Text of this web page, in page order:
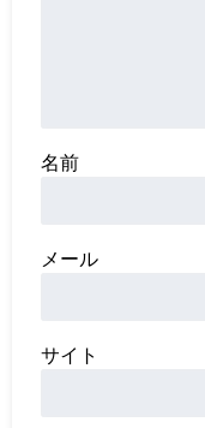
名前
メール
サイト